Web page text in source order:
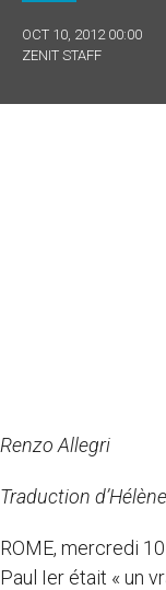
OCT 10, 2012 00:00
ZENIT STAFF
Renzo Allegri
Traduction
ROME, mercredi
Paul Ier était « un